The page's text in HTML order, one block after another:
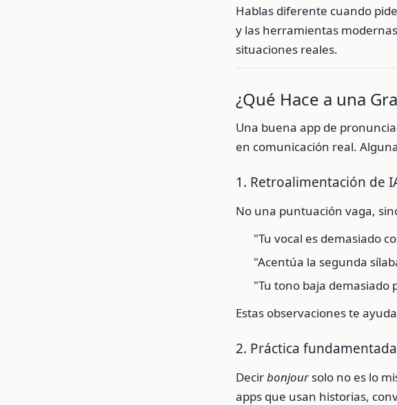
Hablas diferente cuando
y las herramientas
situaciones reales.
¿Qué Hace a una
Una buena app de
en comunicación real.
1. Retroalimentación de
No una puntuación vaga,
"Tu vocal es demasiado
"Acentúa la segunda
"Tu tono baja demasiado
Estas observaciones te
2. Práctica
Decirbonjoursolo no es lo
apps que usan historias,